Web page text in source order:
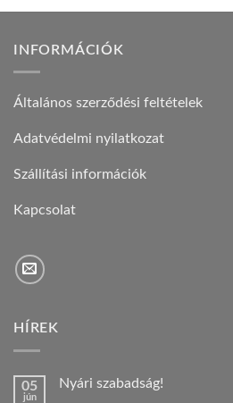
INFORMÁCIÓK
Általános szerződési feltételek
Adatvédelmi nyilatkozat
Szállítási információk
Kapcsolat
HÍREK
05
jún
Nyári szabadság!